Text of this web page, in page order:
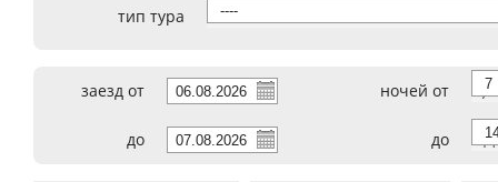
тип тура ----
заезд от ночей от 7
до до 14